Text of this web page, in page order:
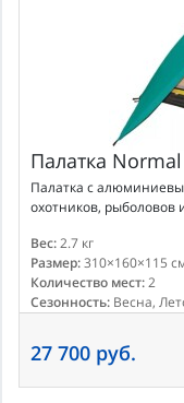
Палатка Normal
Палатка с
охотников, рыболовов
Вес:2.7 кг
Размер:310×160×115
Количество мест:2
Сезонность: Весна,
27 700 руб.